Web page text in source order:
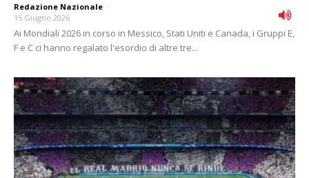
Redazione Nazionale -
15 Giugno 2026
Ai Mondiali 2026 in corso in Messico, Stati Uniti e Canada, i Gruppi E,
F e C ci hanno regalato l'esordio di altre tre...